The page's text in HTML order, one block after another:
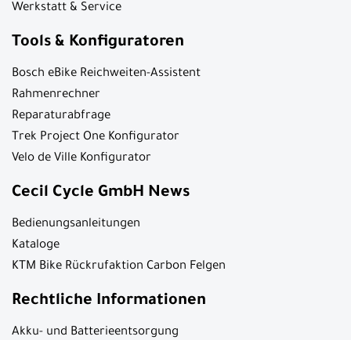
Werkstatt & Service
Tools & Konfiguratoren
Bosch eBike Reichweiten-Assistent
Rahmenrechner
Reparaturabfrage
Trek Project One Konfigurator
Velo de Ville Konfigurator
Cecil Cycle GmbH News
Bedienungsanleitungen
Kataloge
KTM Bike Rückrufaktion Carbon Felgen
Rechtliche Informationen
Akku- und Batterieentsorgung